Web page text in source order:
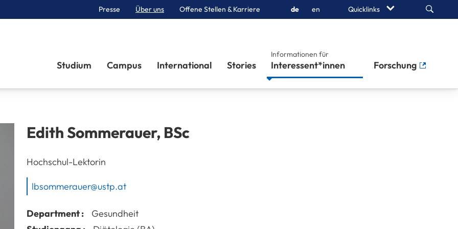
Presse Über uns Offene Stellen & Karriere de en Quicklinks Search
Studium Campus International Stories
Informationen für
Interessent*innen Forschung
EdithSommerauer, BSc
Hochschul-Lektorin
lbsommerauer@ustp.at
Department :
Gesundheit